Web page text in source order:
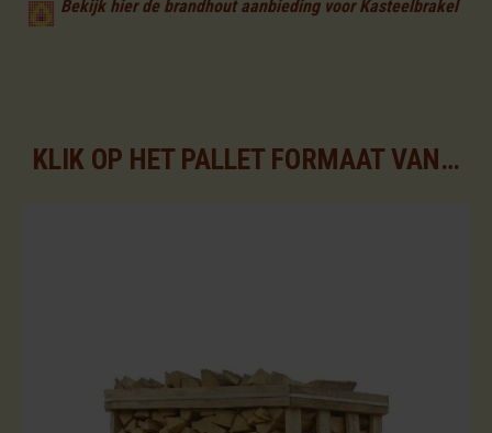
Bekijk hier de brandhout aanbieding voor Kasteelbrakel
KLIK OP HET PALLET FORMAAT VAN UW KEUZE VOOR DE BESCHIKBARE ASSORTIMENTEN